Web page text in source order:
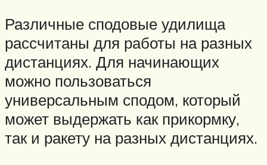
Различные сподовые удилища
рассчитаны для работы на разных
дистанциях. Для начинающих
можно пользоваться
универсальным сподом, который
может выдержать как прикормку,
так и ракету на разных дистанциях.